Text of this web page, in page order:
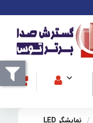
نمایشگر LED